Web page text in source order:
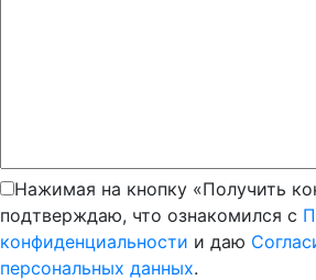
Нажимая на кнопку «Получить
подтверждаю, что ознакомился с
конфиденциальности и даю
персональных данных.